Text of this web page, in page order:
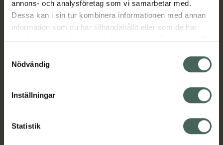
annons- och analysföretag som vi samarbetar med.
Dessa kan i sin tur kombinera informationen med annan
information som du har tillhandahållit eller som de har
samlat in när du har använt deras tjänster. Samtycke till
återkalla ditt samtycke via webbplatsens
cookieinställningar. Ett återkallat samtycke påverkar inte
lagligheten av behandling som skett innan återkallelsen.
Nödvändig
Inställningar
Statistik
Armslingan ger stöd åt armen, armbågen och
axeln genom att begränsa rörelseomfånget i
Storleksguide:
Jämförpris